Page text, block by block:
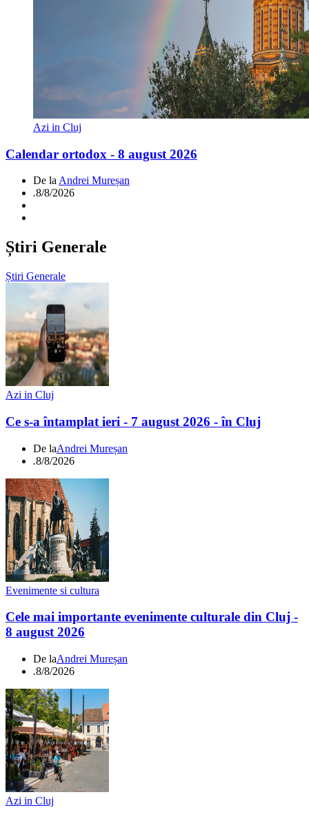
Azi in Cluj
Calendar ortodox - 8 august 2026
De la Andrei Mureșan
.8/8/2026
Știri Generale
Știri Generale
Azi in Cluj
Ce s-a întamplat ieri - 7 august 2026 - în Cluj
De laAndrei Mureșan
.8/8/2026
Evenimente si cultura
Cele mai importante evenimente culturale din Cluj -
8 august 2026
De laAndrei Mureșan
.8/8/2026
Azi in Cluj